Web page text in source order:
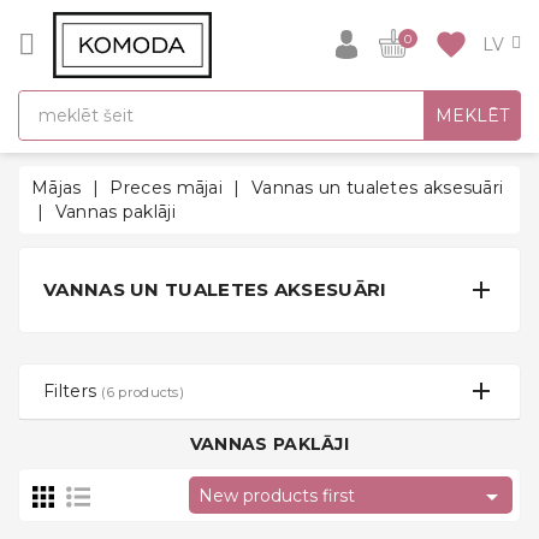
CATEGORY
DĀVANU
IDEJAS
SUPER
SALE!
SEZONAS
HITI
UZ
SKOLU
favorite
0
MEKLĒT
Mājas Preces mājai
Vannas un tualetes aksesuāri
Vannas paklāji
VANNAS UN TUALETES AKSESUĀRI 
Filters (6 products)
VANNAS PAKLĀJI
New products first 